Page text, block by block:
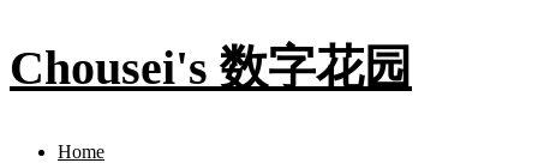
Chousei's 数字花园
Home